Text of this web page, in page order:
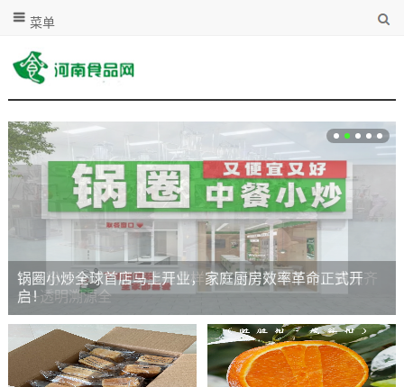
菜单
锅圈小炒全球首店马上开业，家庭厨房效率革命正式开
启！